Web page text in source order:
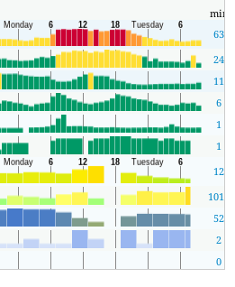
min
63
24
11
6
1
1
12
1012
52
2
0